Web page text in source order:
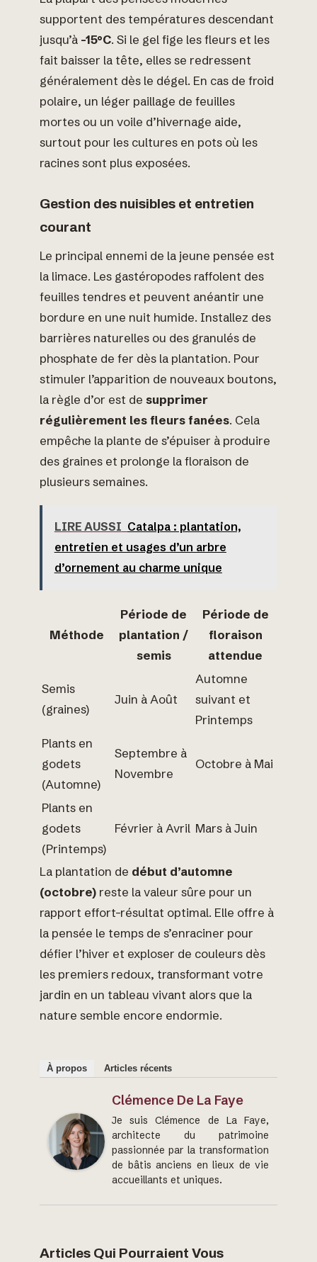
supportent des températures descendant
jusqu’à -15°C. Si le gel fige les fleurs et les
fait baisser la tête, elles se redressent
généralement dès le dégel. En cas de froid
polaire, un léger paillage de feuilles
mortes ou un voile d’hivernage aide,
surtout pour les cultures en pots où les
racines sont plus exposées.
Gestion des nuisibles et entretien
courant
Le principal ennemi de la jeune pensée est
la limace. Les gastéropodes raffolent des
feuilles tendres et peuvent anéantir une
bordure en une nuit humide. Installez des
barrières naturelles ou des granulés de
phosphate de fer dès la plantation. Pour
stimuler l’apparition de nouveaux boutons,
la règle d’or est de supprimer
régulièrement les fleurs fanées. Cela
empêche la plante de s’épuiser à produire
des graines et prolonge la floraison de
plusieurs semaines.
LIRE AUSSI Catalpa : plantation,
entretien et usages d’un arbre
d’ornement au charme unique
Méthode
Période de
plantation /
semis
Période de
floraison
attendue
Semis
(graines)
Juin à Août
Automne
suivant et
Printemps
Plants en
godets
(Automne)
Septembre à
Novembre
Octobre à Mai
Plants en
godets
(Printemps)
Février à Avril Mars à Juin
La plantation de début d’automne
(octobre) reste la valeur sûre pour un
rapport effort-résultat optimal. Elle offre à
la pensée le temps de s’enraciner pour
défier l’hiver et exploser de couleurs dès
les premiers redoux, transformant votre
jardin en un tableau vivant alors que la
nature semble encore endormie.
À propos Articles récents
Clémence De La Faye
Je suis Clémence de La Faye,
architecte du patrimoine
passionnée par la transformation
de bâtis anciens en lieux de vie
accueillants et uniques.
Articles Qui Pourraient Vous